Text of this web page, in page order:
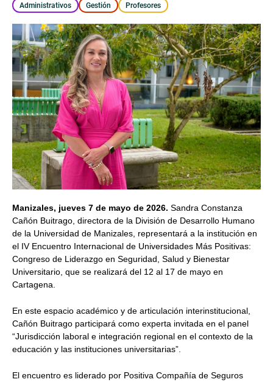
Administrativos Gestión Profesores
Manizales, jueves 7 de mayo de 2026. Sandra Constanza
Cañón Buitrago, directora de la División de Desarrollo Humano
de la Universidad de Manizales, representará a la institución en
el IV Encuentro Internacional de Universidades Más Positivas:
Congreso de Liderazgo en Seguridad, Salud y Bienestar
Universitario, que se realizará del 12 al 17 de mayo en
Cartagena.
En este espacio académico y de articulación interinstitucional,
Cañón Buitrago participará como experta invitada en el panel
“Jurisdicción laboral e integración regional en el contexto de la
educación y las instituciones universitarias”.
El encuentro es liderado por Positiva Compañía de Seguros